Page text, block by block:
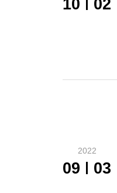
10 02
2022
09 03